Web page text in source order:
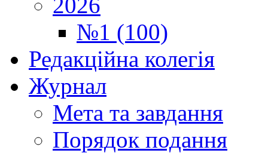
№1 (100)
Редакційна колегія
Журнал
Мета та завдання
Порядок подання